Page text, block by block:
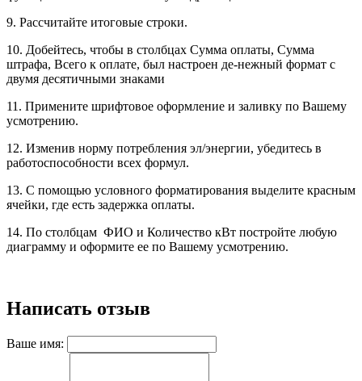
9. Рассчитайте итоговые строки.
10. Добейтесь, чтобы в столбцах Сумма оплаты, Сумма
штрафа, Всего к оплате, был настроен де-нежный формат с
двумя десятичными знаками
11. Примените шрифтовое оформление и заливку по Вашему
усмотрению.
12. Изменив норму потребления эл/энергии, убедитесь в
работоспособности всех формул.
13. С помощью условного форматирования выделите красным
ячейки, где есть задержка оплаты.
14. По столбцам ФИО и Количество кВт постройте любую
диаграмму и оформите ее по Вашему усмотрению.
Написать отзыв
Ваше имя: